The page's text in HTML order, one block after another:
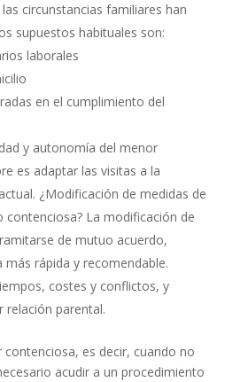
circunstancias familiares han
supuestos habituales son:
laborales
en el cumplimiento del
y autonomía del menor
es adaptar las visitas a la
¿Modificación de medidas de
La modificación de
de mutuo acuerdo,
más rápida y recomendable.
costes y conflictos, y
relación parental.
contenciosa, es decir, cuando no
acudir a un procedimiento